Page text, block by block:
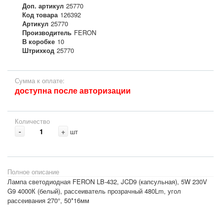
Доп. артикул 25770
Код товара 126392
Артикул 25770
Производитель FERON
В коробке 10
Штрихкод 25770
Сумма к оплате:
доступна после авторизации
Количество
- + шт
Полное описание
Лампа светодиодная FERON LB-432, JCD9 (капсульная), 5W 230V
G9 4000К (белый), рассеиватель прозрачный 480Lm, угол
рассеивания 270°, 50*16мм